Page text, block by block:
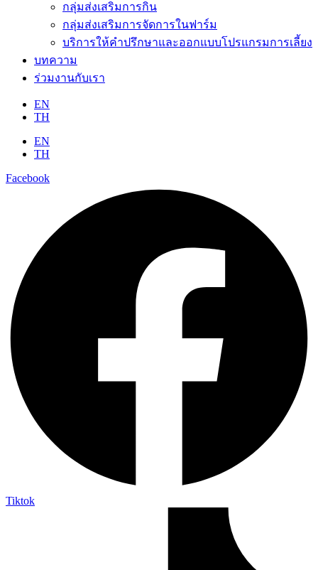
กลุ่มส่งเสริมการกิน
กลุ่มส่งเสริมการจัดการในฟาร์ม
บริการให้คำปรึกษาและออกแบบโปรแกรมการเลี้ยง
บทความ
ร่วมงานกับเรา
EN
TH
EN
TH
Facebook
Tiktok